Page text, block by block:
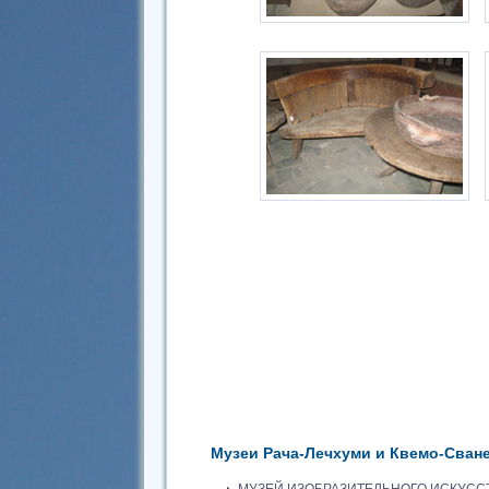
Музеи Рача-Лечхуми и Квемо-